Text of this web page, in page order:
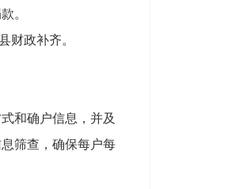
。
财政补齐。
和确户信息，并及
筛查，确保每户每